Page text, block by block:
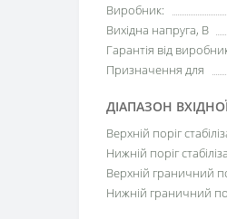
Виробник:
Вихідна напруга, В
Гарантія від
Призначення для
ДІАПАЗОН
Верхній поріг
Нижній поріг
Верхній граничний
Нижній граничний